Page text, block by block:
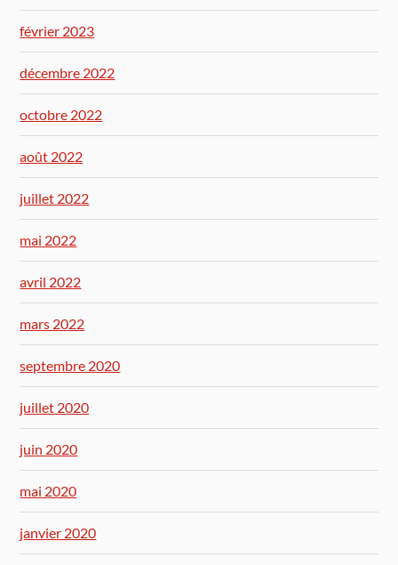
février 2023
décembre 2022
octobre 2022
août 2022
juillet 2022
mai 2022
avril 2022
mars 2022
septembre 2020
juillet 2020
juin 2020
mai 2020
janvier 2020